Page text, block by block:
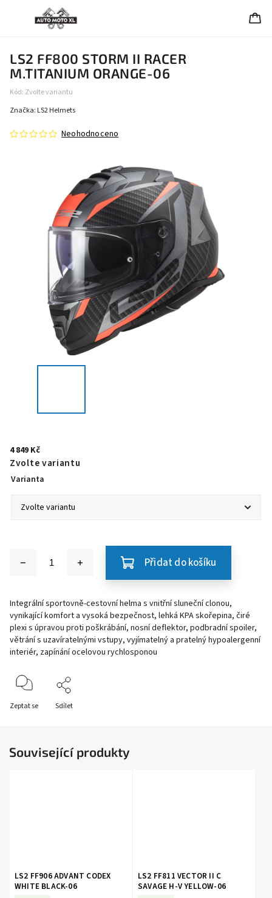
LS2 FF800 STORM II RACER
M.TITANIUM ORANGE-06
Kód: Zvolte variantu
Neohodnoceno
Značka: LS2 Helmets
4 849 Kč
Zvolte variantu
Varianta
Přidat do košíku
Integrální sportovně-cestovní helma s vnitřní sluneční clonou,
vynikající komfort a vysoká bezpečnost, lehká KPA skořepina, čiré
plexi s úpravou proti poškrábání, nosní deflektor, podbradní spoiler,
větrání s uzavíratelnými vstupy, vyjímatelný a pratelný hypoalergenní
interiér, zapínání ocelovou rychlosponou
Zeptat se Sdílet
Související produkty
LS2 FF906 ADVANT CODEX
WHITE BLACK-06
LS2 FF811 VECTOR II C
SAVAGE H-V YELLOW-06